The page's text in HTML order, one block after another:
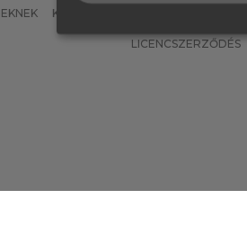
KÖNYVTÁROSOKNAK
LICENCSZERZŐDÉS